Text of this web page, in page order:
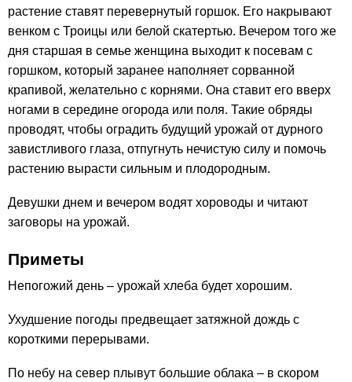
растение ставят перевернутый горшок. Его накрывают
венком с Троицы или белой скатертью. Вечером того же
дня старшая в семье женщина выходит к посевам с
горшком, который заранее наполняет сорванной
крапивой, желательно с корнями. Она ставит его вверх
ногами в середине огорода или поля. Такие обряды
проводят, чтобы оградить будущий урожай от дурного
завистливого глаза, отпугнуть нечистую силу и помочь
растению вырасти сильным и плодородным.
Девушки днем и вечером водят хороводы и читают
заговоры на урожай.
Приметы
Непогожий день – урожай хлеба будет хорошим.
Ухудшение погоды предвещает затяжной дождь с
короткими перерывами.
По небу на север плывут большие облака – в скором